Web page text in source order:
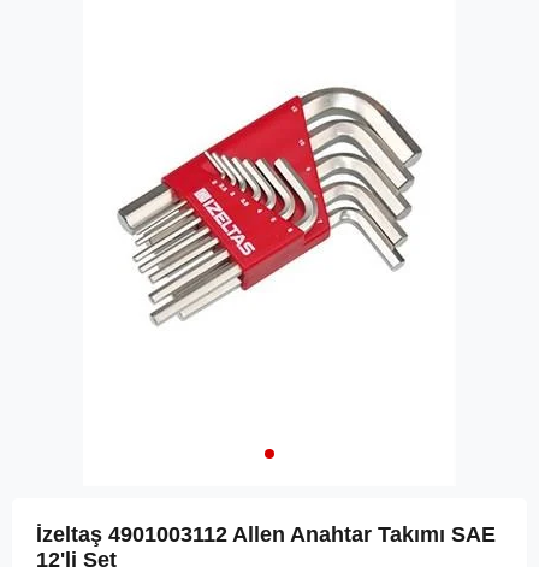
İzeltaş 4901003112 Allen Anahtar Takımı SAE
12'li Set